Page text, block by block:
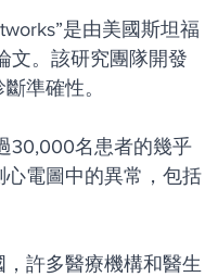
是由美國斯坦福
文。該研究團隊開發
準確性。
30,000名患者的幾乎
電圖中的異常，包括
許多醫療機構和醫生